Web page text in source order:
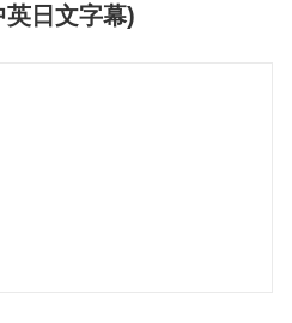
日文字幕)